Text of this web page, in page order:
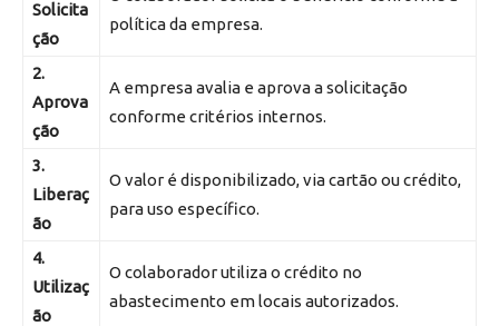
Solicita
ção
política da empresa.
2.
Aprova
ção
A empresa avalia e aprova a solicitação
conforme critérios internos.
3.
Liberaç
ão
O valor é disponibilizado, via cartão ou crédito,
para uso específico.
4.
Utilizaç
ão
O colaborador utiliza o crédito no
abastecimento em locais autorizados.